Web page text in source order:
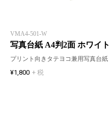
VMA4-501-W
写真台紙 A4判2面 ホワイト
プリント向きタテヨコ兼用写真台紙
¥1,800 + 税